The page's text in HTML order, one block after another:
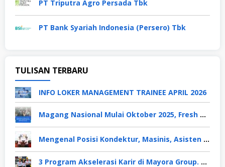
PT Triputra Agro Persada Tbk
PT Bank Syariah Indonesia (Persero) Tbk
TULISAN TERBARU
INFO LOKER MANAGEMENT TRAINEE APRIL 2026
Magang Nasional Mulai Oktober 2025, Fresh Graduate Dapat Gaji UMP Selama 6 Bulan
Mengenal Posisi Kondektur, Masinis, Asisten PPKA, Pemeliharaan Sarana dan Prasarana, Polsuska (Polisi Khusus Kereta Api), di PT KAI
3 Program Akselerasi Karir di Mayora Group. Apa Saja? Berikut Penjelasannya